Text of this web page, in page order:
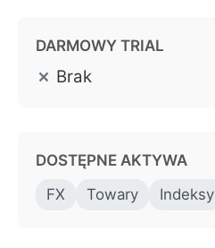
DARMOWY TRIAL
Brak
DOSTĘPNE AKTYWA
FX
Towary Indeksy